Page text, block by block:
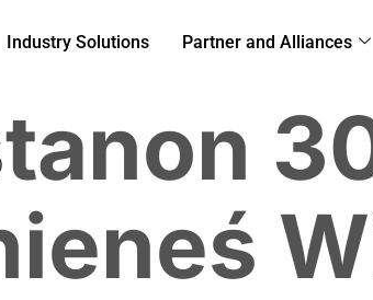
Industry Solutions Partner and Alliances